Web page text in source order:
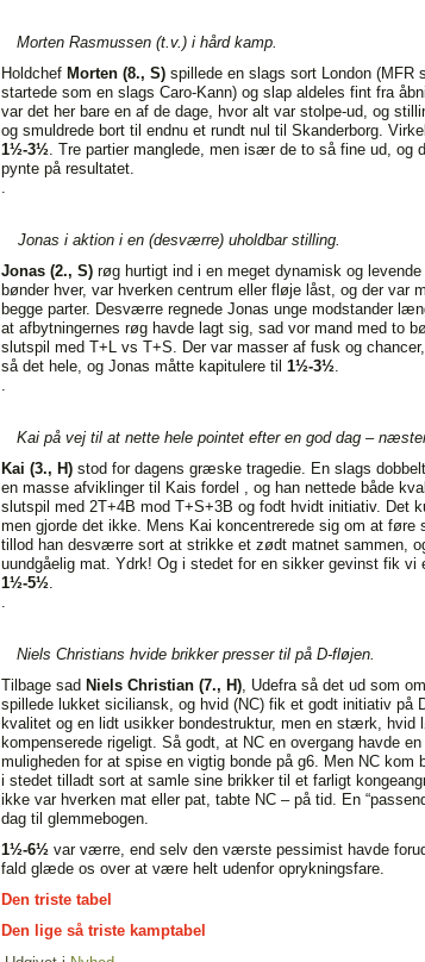
Morten Rasmussen (t.v.) i hård kamp.
Holdchef Morten (8., S) spillede en slags sort London (MFR
startede som en slags Caro-Kann) og slap aldeles fint fra
var det her bare en af de dage, hvor alt var stolpe-ud, og
og smuldrede bort til endnu et rundt nul til Skanderborg.
1½-3½. Tre partier manglede, men især de to så fine ud, og
pynte på resultatet.
.
Jonas i aktion i en (desværre) uholdbar stilling.
Jonas (2., S) røg hurtigt ind i en meget dynamisk og
bønder hver, var hverken centrum eller fløje låst, og der var
begge parter. Desværre regnede Jonas unge modstander
at afbytningernes røg havde lagt sig, sad vor mand med to
slutspil med T+L vs T+S. Der var masser af fusk og
så det hele, og Jonas måtte kapitulere til 1½-3½.
.
Kai på vej til at nette hele pointet efter en god dag –
Kai (3., H) stod for dagens græske tragedie. En slags
en masse afviklinger til Kais fordel , og han nettede både
slutspil med 2T+4B mod T+S+3B og fodt hvidt initiativ. Det
men gjorde det ikke. Mens Kai koncentrerede sig om at føre
tillod han desværre sort at strikke et zødt matnet sammen,
uundgåelig mat. Ydrk! Og i stedet for en sikker gevinst fik vi
1½-5½.
.
Niels Christians hvide brikker presser til på D-fløjen.
Tilbage sad Niels Christian (7., H), Udefra så det ud som
spillede lukket siciliansk, og hvid (NC) fik et godt initiativ på
kvalitet og en lidt usikker bondestruktur, men en stærk, hvid
kompenserede rigeligt. Så godt, at NC en overgang havde
muligheden for at spise en vigtig bonde på g6. Men NC kom
i stedet tilladt sort at samle sine brikker til et farligt
ikke var hverken mat eller pat, tabte NC – på tid. En
dag til glemmebogen.
1½-6½ var værre, end selv den værste pessimist havde
fald glæde os over at være helt udenfor oprykningsfare.
Den triste tabel
Den lige så triste kamptabel